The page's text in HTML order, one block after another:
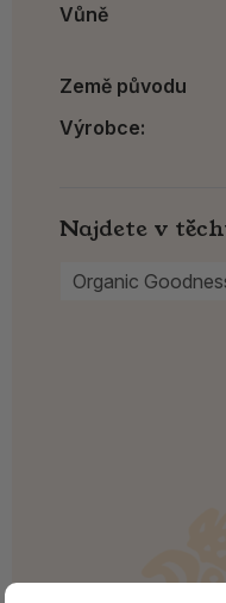
Vůně
Země původu
Výrobce:
Najdete v
Organic